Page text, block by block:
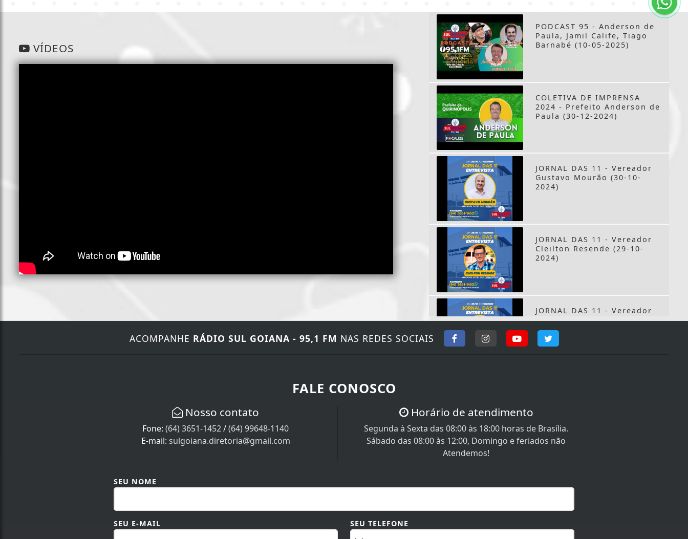
VÍDEOS
PODCAST 95 - Anderson de
Paula, Jamil Calife, Tiago
Barnabé (10-05-2025)
COLETIVA DE IMPRENSA
2024 - Prefeito Anderson de
Paula (30-12-2024)
JORNAL DAS 11 - Vereador
Gustavo Mourão (30-10-
2024)
JORNAL DAS 11 - Vereador
Cleilton Resende (29-10-
2024)
JORNAL DAS 11 - Vereador
Oscar Jr. (25-10-2024)
Daiane Ribeiro (22-10-2024)
ACOMPANHE RÁDIO SUL GOIANA - 95,1 FM NAS REDES SOCIAIS
FALE CONOSCO
Nosso contato
Fone:(64) 3651-1452/(64) 99648-1140
E-mail: sulgoiana.diretoria@gmail.com
Horário de atendimento
Segunda à Sexta das 08:00 às 18:00 horas de Brasília.
Sábado das 08:00 às 12:00, Domingo e feriados não
Atendemos!
SEU NOME
SEU E-MAIL SEU TELEFONE